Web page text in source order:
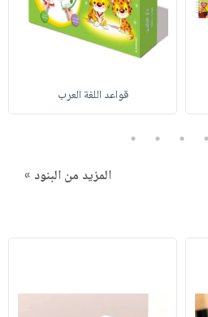
قواعد اللغة العرب
2
3
4
5
المزيد من البنود »